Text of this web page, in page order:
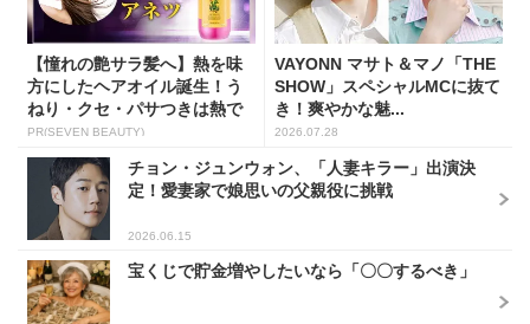
【憧れの艶サラ髪へ】熱を味
方にしたヘアオイル誕生！う
ねり・クセ・パサつきは熱で
補...
PR(SEVEN BEAUTY)
VAYONN マサト＆マノ「THE
SHOW」スペシャルMCに抜て
き！爽やかな魅...
2026.07.28
チョン・ジュンウォン、「人妻キラー」出演決
定！愛妻家で娘思いの父親役に挑戦
2026.06.15
宝くじで貯金増やしたいなら「〇〇するべき」